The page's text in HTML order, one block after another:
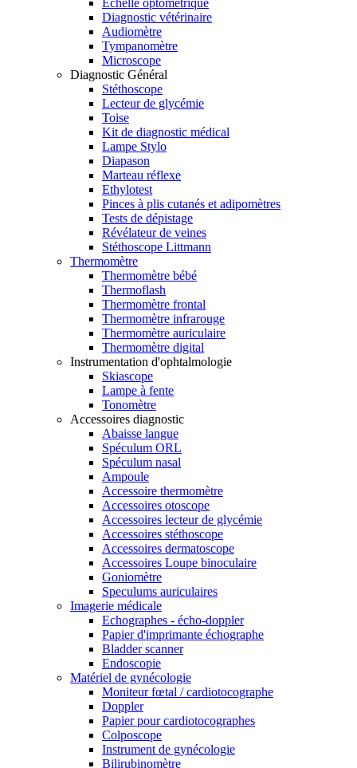
Echelle optométrique
Diagnostic vétérinaire
Audiomètre
Tympanomètre
Microscope
Diagnostic Général
Stéthoscope
Lecteur de glycémie
Toise
Kit de diagnostic médical
Lampe Stylo
Diapason
Marteau réflexe
Ethylotest
Pinces à plis cutanés et adipomètres
Tests de dépistage
Révélateur de veines
Stéthoscope Littmann
Thermomètre
Thermomètre bébé
Thermoflash
Thermomètre frontal
Thermomètre infrarouge
Thermomètre auriculaire
Thermomètre digital
Instrumentation d'ophtalmologie
Skiascope
Lampe à fente
Tonomètre
Accessoires diagnostic
Abaisse langue
Spéculum ORL
Spéculum nasal
Ampoule
Accessoire thermomètre
Accessoires otoscope
Accessoires lecteur de glycémie
Accessoires stéthoscope
Accessoires dermatoscope
Accessoires Loupe binoculaire
Goniomètre
Speculums auriculaires
Imagerie médicale
Echographes - écho-doppler
Papier d'imprimante échographe
Bladder scanner
Endoscopie
Matériel de gynécologie
Moniteur fœtal / cardiotocographe
Doppler
Papier pour cardiotocographes
Colposcope
Instrument de gynécologie
Bilirubinomètre